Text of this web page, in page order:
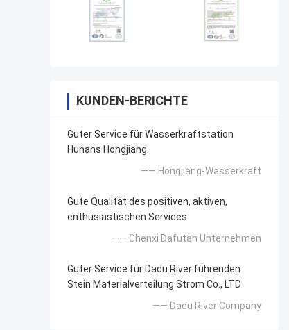
KUNDEN-BERICHTE
Guter Service für Wasserkraftstation
Hunans Hongjiang.
—— Hongjiang-Wasserkraft
Gute Qualität des positiven, aktiven,
enthusiastischen Services.
—— Chenxi Dafutan Unternehmen
Guter Service für Dadu River führenden
Stein Materialverteilung Strom Co., LTD
—— Dadu River Company